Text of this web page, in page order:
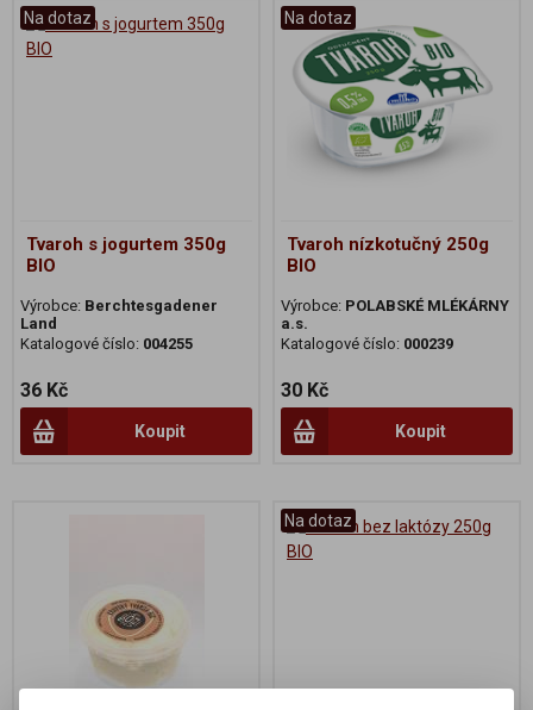
Na dotaz
Tvaroh s jogurtem 350g
BIO
Výrobce: Berchtesgadener
Land
Katalogové číslo: 004255
36 Kč
Koupit
Na dotaz
Tvaroh nízkotučný 250g
BIO
Výrobce: POLABSKÉ MLÉKÁRNY
a.s.
Katalogové číslo: 000239
30 Kč
Koupit
Na dotaz